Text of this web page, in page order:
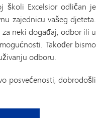
školi Excelsior odličan je
zajednicu vašeg djeteta.
neki događaj, odbor ili u
Također bismo
odboru.
posvećenosti, dobrodošli